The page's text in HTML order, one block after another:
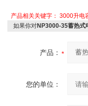
产品相关关键字： 3000升电
如果你对NP3000-35蓄热
产品：
您的单位：